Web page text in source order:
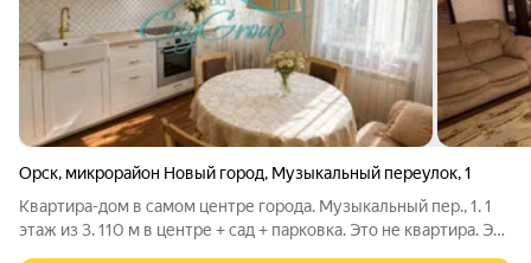
Орск, микрорайон Новый город, Музыкальный переулок,1
Квартира-дом в самом центре города. Музыкальный пер., 1. 1
этаж из 3. 110 м в центре + сад + парковка. Это не квартира. Это